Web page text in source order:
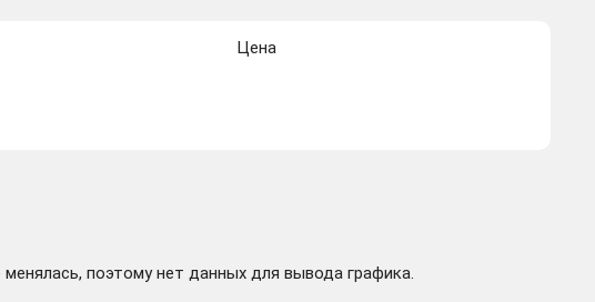
Цена
поэтому нет данных для вывода графика.